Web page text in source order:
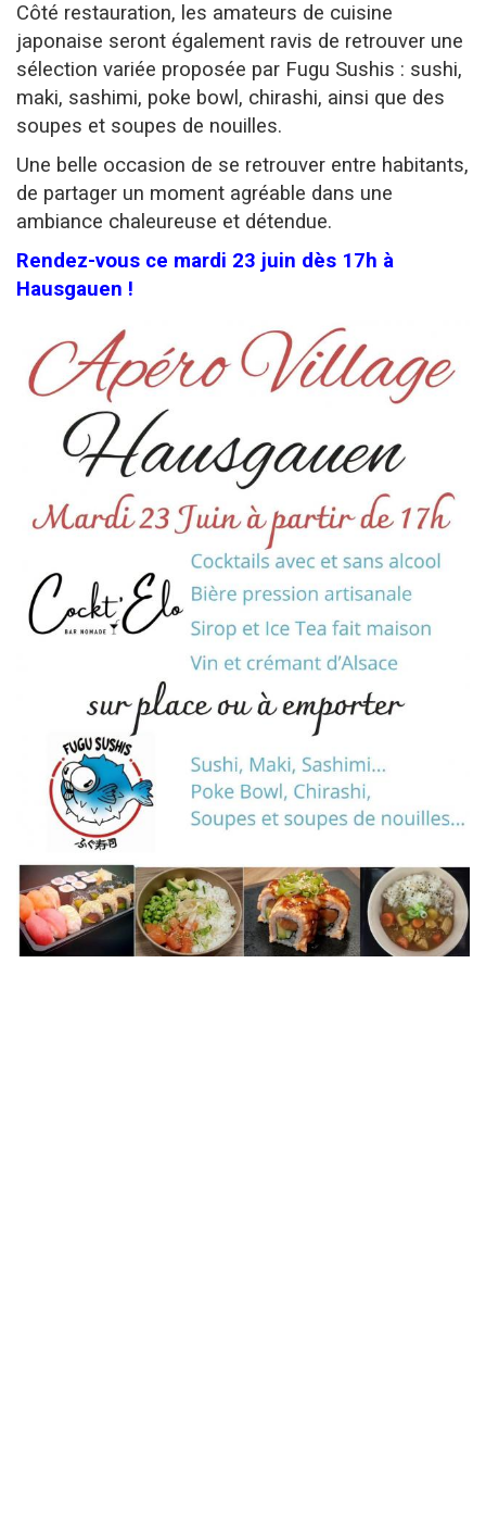
Côté restauration, les amateurs de cuisine
japonaise seront également ravis de retrouver une
sélection variée proposée par Fugu Sushis : sushi,
maki, sashimi, poke bowl, chirashi, ainsi que des
soupes et soupes de nouilles.
Une belle occasion de se retrouver entre habitants,
de partager un moment agréable dans une
ambiance chaleureuse et détendue.
Rendez-vous ce mardi 23 juin dès 17h à
Hausgauen !